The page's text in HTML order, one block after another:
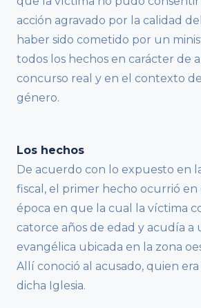
acción agravado por la calidad
haber sido cometido por un
todos los hechos en carácter de
concurso real y en el contexto
género.
Los hechos
De acuerdo con lo expuesto en
fiscal, el primer hecho ocurrió en
época en que la cual la víctima
catorce años de edad y acudía a
evangélica ubicada en la zona
Allí conoció al acusado, quien
dicha Iglesia.